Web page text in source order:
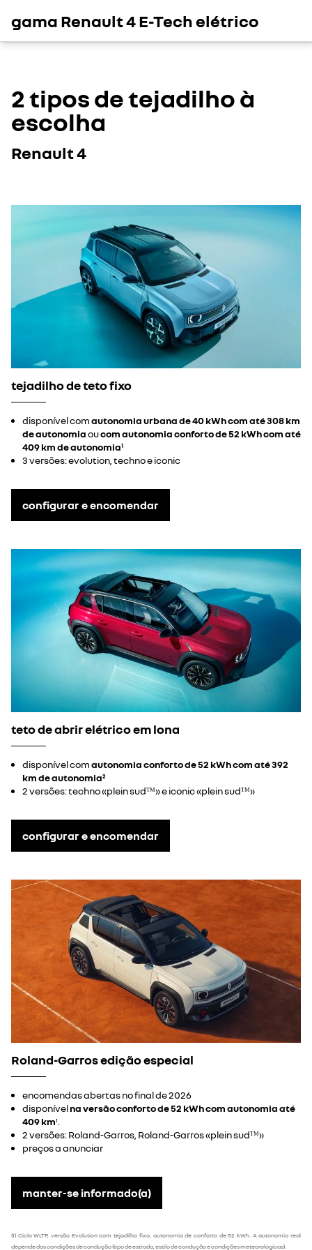
gama Renault 4 E-Tech elétrico
2 tipos de tejadilho à
escolha
Renault 4
tejadilho de teto fixo
disponível comautonomia urbana de 40 kWh com até 308 km
de autonomiaoucom autonomia conforto de 52 kWh com até
409 km de autonomia1
3 versões: evolution, techno e iconic
configurar e encomendar
teto de abrir elétrico em lona
disponível comautonomia conforto de 52 kWh com até 392
km de autonomia2
2 versões: techno «plein sudᵀᴹ» e iconic «plein sudᵀᴹ»
configurar e encomendar
Roland-Garros edição especial
encomendas abertas no final de 2026
disponívelna versão conforto de 52 kWh com autonomia até
409 km1
2 versões: Roland-Garros, Roland-Garros «plein sudᵀᴹ»
preços a anunciar
manter-se informado(a)
(1) Ciclo WLTP, versão Evolution com tejadilho fixo, autonomia de conforto de 52 kWh. A autonomia real
depende das condições de condução (tipo de estrada, estilo de condução e condições meteorológicas).